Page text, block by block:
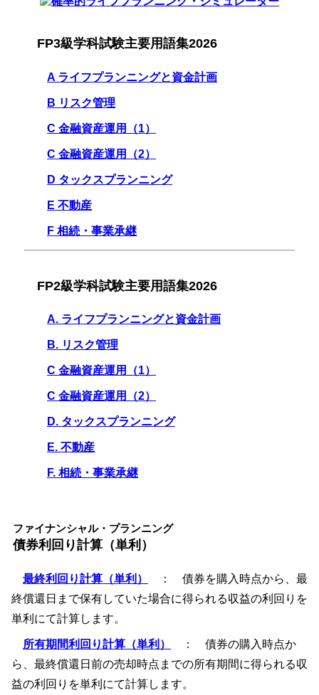
FP3級学科試験主要用語集2026
A ライフプランニングと資金計画
B リスク管理
C 金融資産運用（1）
C 金融資産運用（2）
D タックスプランニング
E 不動産
F 相続・事業承継
FP2級学科試験主要用語集2026
A. ライフプランニングと資金計画
B. リスク管理
C 金融資産運用（1）
C 金融資産運用（2）
D. タックスプランニング
E. 不動産
F. 相続・事業承継
ファイナンシャル・プランニング
債券利回り計算（単利）
最終利回り計算（単利）
： 債券を購入時点から、最
終償還日まで保有していた場合に得られる収益の利回りを
単利にて計算します。
所有期間利回り計算（単利）
： 債券の購入時点か
ら、最終償還日前の売却時点までの所有期間に得られる収
益の利回りを単利にて計算します。